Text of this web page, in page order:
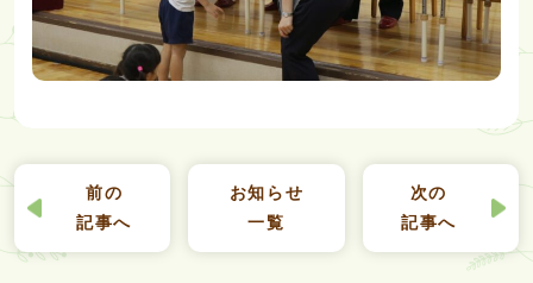
前の
記事へ
お知らせ
一覧
次の
記事へ